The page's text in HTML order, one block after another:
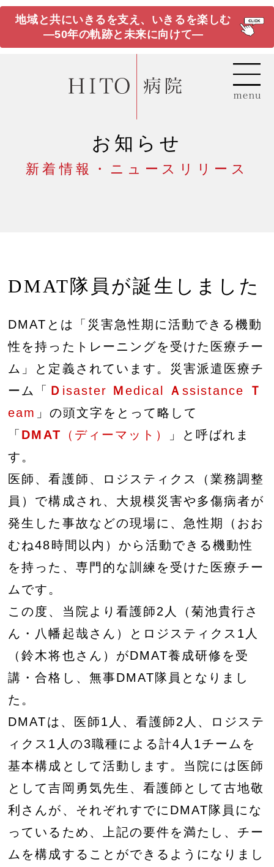
地域と共にいきるを支え、いきるを楽しむ
―50年の軌跡と未来に向けて―
お知らせ
新着情報・ニュースリリース
DMAT隊員が誕生しました
DMATとは「災害急性期に活動できる機動
性を持ったトレーニングを受けた医療チー
ム」と定義されています。災害派遣医療チ
ーム「
Ｄ isaster Ｍedical Ａ ssistance
Ｔ
eam 」の頭文字をとって略して
「 DMAT （ディーマット）
」と呼ばれま
す。
医師、看護師、ロジスティクス（業務調整
員）で構成され、大規模災害や多傷病者が
発生した事故などの現場に、急性期（おお
むね48時間以内）から活動できる機動性
を持った、専門的な訓練を受けた医療チー
ムです。
この度、当院より看護師2人（菊池貴行さ
ん・八幡起哉さん）とロジスティクス1人
（鈴木将也さん）がDMAT養成研修を受
講・合格し、無事DMAT隊員となりまし
た。
DMATは、医師1人、看護師2人、ロジステ
ィクス1人の3職種による計4人1チームを
基本構成として活動します。当院には医師
として吉岡勇気先生、看護師として古地敬
利さんが、それぞれすでにDMAT隊員にな
っているため、上記の要件を満たし、チー
ムを構成することができるようになりまし